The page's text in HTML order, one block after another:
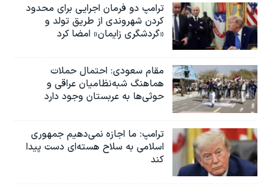
ترامپ دو فرمان اجرایی برای محدود
کردن شهروندی از طریق تولد و
«گردشگری زایمان» امضا کرد
مقام سعودی: احتمال حملات
هماهنگ شبه‌نظامیان عراقی و
حوثی‌ها به عربستان وجود دارد
ترامپ: ما اجازه نمی‌دهیم جمهوری
اسلامی به سلاح هسته‌ای دست پیدا
کند